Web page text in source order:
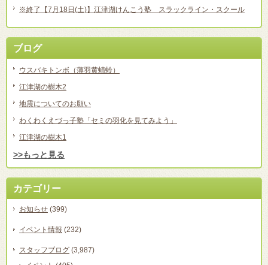
※終了【7月18日(土)】江津湖けんこう塾 スラックライン・スクール
ブログ
ウスバキトンボ（薄羽黄蜻蛉）
江津湖の樹木2
地震についてのお願い
わくわくえづっ子塾「セミの羽化を見てみよう」
江津湖の樹木1
>>もっと見る
カテゴリー
お知らせ (399)
イベント情報 (232)
スタッフブログ (3,987)